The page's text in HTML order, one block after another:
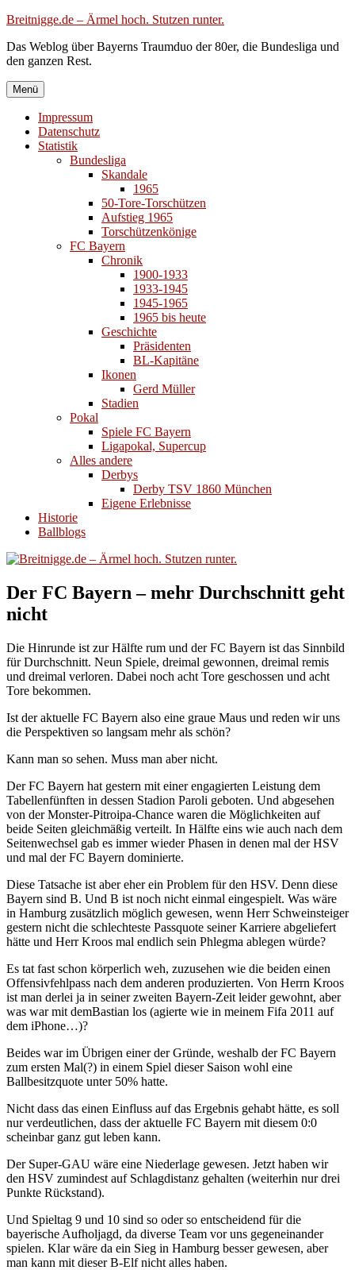
Zum
springen
Breitnigge.de – Ärmel hoch. Stutzen runter.
Das Weblog über Bayerns Traumduo der 80er, die Bundesliga und
den ganzen Rest.
Menü
Impressum
Datenschutz
Statistik
Bundesliga
Skandale
1965
50-Tore-Torschützen
Aufstieg 1965
Torschützenkönige
FC Bayern
Chronik
1900-1933
1933-1945
1945-1965
1965 bis heute
Geschichte
Präsidenten
BL-Kapitäne
Ikonen
Gerd Müller
Stadien
Pokal
Spiele FC Bayern
Ligapokal, Supercup
Alles andere
Derbys
Derby TSV 1860 München
Eigene Erlebnisse
Historie
Ballblogs
Der FC Bayern – mehr Durchschnitt geht
nicht
Die Hinrunde ist zur Hälfte rum und der FC Bayern ist das Sinnbild
für Durchschnitt. Neun Spiele, dreimal gewonnen, dreimal remis
und dreimal verloren. Dabei noch acht Tore geschossen und acht
Tore bekommen.
Ist der aktuelle FC Bayern also eine graue Maus und reden wir uns
die Perspektiven so langsam mehr als schön?
Kann man so sehen. Muss man aber nicht.
Der FC Bayern hat gestern mit einer engagierten Leistung dem
Tabellenfünften in dessen Stadion Paroli geboten. Und abgesehen
von der Monster-Pitroipa-Chance waren die Möglichkeiten auf
beide Seiten gleichmäßig verteilt. In Hälfte eins wie auch nach dem
Seitenwechsel gab es immer wieder Phasen in denen mal der HSV
und mal der FC Bayern dominierte.
Diese Tatsache ist aber eher ein Problem für den HSV. Denn diese
Bayern sind B. Und B ist noch nicht einmal eingespielt. Was wäre
in Hamburg zusätzlich möglich gewesen, wenn Herr Schweinsteiger
gestern nicht die schlechteste Passquote seiner Karriere abgeliefert
hätte und Herr Kroos mal endlich sein Phlegma ablegen würde?
Es tat fast schon körperlich weh, zuzusehen wie die beiden einen
Offensivfehlpass nach dem anderen produzierten. Von Herrn Kroos
ist man derlei ja in seiner zweiten Bayern-Zeit leider gewohnt, aber
was war mit demBastian los (agierte wie in meinem Fifa 2011 auf
dem iPhone…)?
Beides war im Übrigen einer der Gründe, weshalb der FC Bayern
zum ersten Mal(?) in einem Spiel dieser Saison wohl eine
Ballbesitzquote unter 50% hatte.
Nicht dass das einen Einfluss auf das Ergebnis gehabt hätte, es soll
nur verdeutlichen, dass der aktuelle FC Bayern mit diesem 0:0
scheinbar ganz gut leben kann.
Der Super-GAU wäre eine Niederlage gewesen. Jetzt haben wir
den HSV zumindest auf Schlagdistanz gehalten (weiterhin nur drei
Punkte Rückstand).
Und Spieltag 9 und 10 sind so oder so entscheidend für die
bayerische Aufholjagd, da diverse Team vor uns gegeneinander
spielen. Klar wäre da ein Sieg in Hamburg besser gewesen, aber
man kann mit dieser B-Elf nicht alles haben.